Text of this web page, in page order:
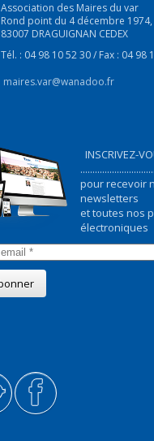
Association des Maires du var
Rond point du 4 décembre 1974,
83007 DRAGUIGNAN CEDEX
Tél. : 04 98 10 52 30 / Fax : 04 98
maires.var@wanadoo.fr
INSCRIVEZ-
pour recevoir
newsletters
et toutes nos
électroniques